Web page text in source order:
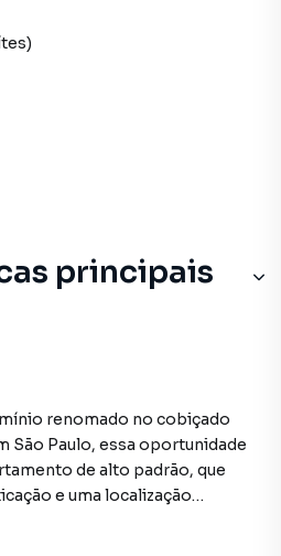
principais
renomado no cobiçado
São Paulo, essa oportunidade
de alto padrão, que
e uma localização